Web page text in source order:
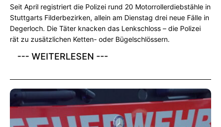
Seit April registriert die Polizei rund 20 Motorrollerdiebstähle in
Stuttgarts Filderbezirken, allein am Dienstag drei neue Fälle in
Degerloch. Die Täter knacken das Lenkschloss – die Polizei
rät zu zusätzlichen Ketten- oder Bügelschlössern.
--- WEITERLESEN ---